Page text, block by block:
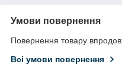
Умови повернення
Повернення товару
Всі умови повернення